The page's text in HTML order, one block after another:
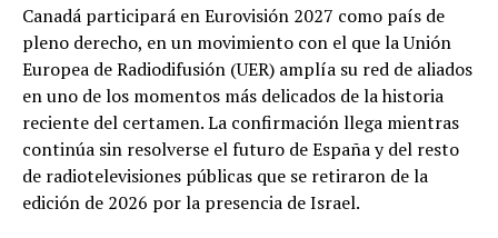
Canadá participará en Eurovisión 2027 como país de
pleno derecho, en un movimiento con el que la Unión
Europea de Radiodifusión (UER) amplía su red de aliados
en uno de los momentos más delicados de la historia
reciente del certamen. La confirmación llega mientras
continúa sin resolverse el futuro de España y del resto
de radiotelevisiones públicas que se retiraron de la
edición de 2026 por la presencia de Israel.